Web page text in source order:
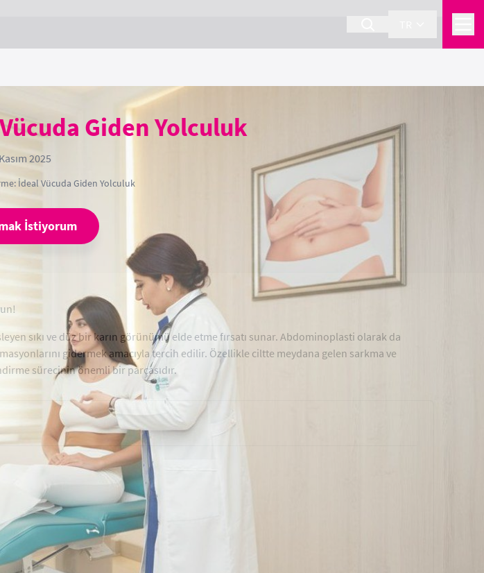
Giden Yolculuk
2025
İdeal Vücuda Giden Yolculuk
İstiyorum
sıkı ve düz bir karın görünümü elde etme fırsatı sunar. Abdominoplasti olarak da
gidermek amacıyla tercih edilir. Özellikle ciltte meydana gelen sarkma ve
sürecinin önemli bir parçasıdır.